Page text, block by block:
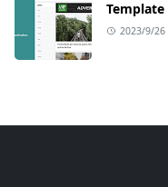
Template
2023/9/26